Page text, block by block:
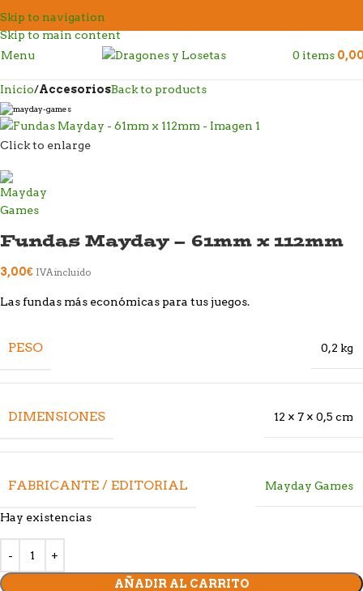
Skip to navigation
Skip to main content
Menu
0 items
Inicio AccesoriosBack to products
Click to enlarge
Fundas Mayday – 61mm x 112mm
3,00€ IVA incluido
Las fundas más económicas para tus juegos.
PESO 0,2 kg
DIMENSIONES 12 × 7 × 0,5 cm
FABRICANTE / EDITORIAL Mayday Games
Hay existencias
AÑADIR AL CARRITO